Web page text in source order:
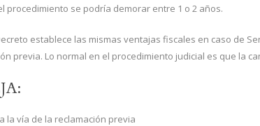
procedimiento se podría demorar entre 1 o 2 años.
establece las mismas ventajas fiscales en caso de
previa. Lo normal en el procedimiento judicial es que la
la vía de la reclamación previa